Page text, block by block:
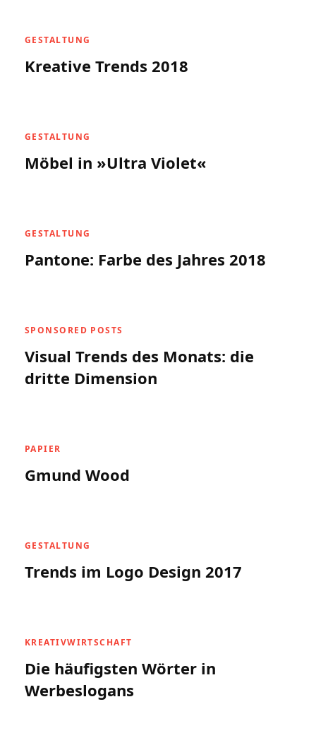
GESTALTUNG
Kreative Trends 2018
GESTALTUNG
Möbel in »Ultra Violet«
GESTALTUNG
Pantone: Farbe des Jahres 2018
SPONSORED POSTS
Visual Trends des Monats: die
dritte Dimension
PAPIER
Gmund Wood
GESTALTUNG
Trends im Logo Design 2017
KREATIVWIRTSCHAFT
Die häufigsten Wörter in
Werbeslogans